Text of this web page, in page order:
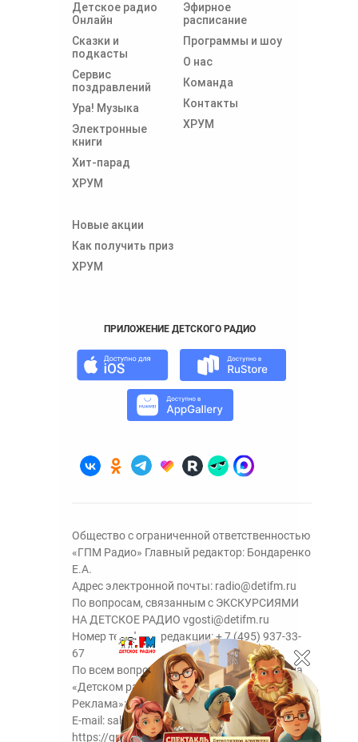
Детское радио
Онлайн
Сказки и
подкасты
Сервис
поздравлений
Ура! Музыка
Электронные
книги
Хит-парад
ХРУМ
Эфирное
расписание
Программы и шоу
О нас
Команда
Контакты
ХРУМ
Новые акции
Как получить приз
ХРУМ
ПРИЛОЖЕНИЕ ДЕТСКОГО РАДИО
Общество с ограниченной ответственностью
«ГПМ Радио» Главный редактор: Бондаренко
Е.А.
Адрес электронной почты: radio@detifm.ru
По вопросам, связанным с ЭКСКУРСИЯМИ
НА ДЕТСКОЕ РАДИО vgosti@detifm.ru
Номер телефона редакции:+ 7 (495) 937-33-
67
По всем вопросам размещения рекламы на
«Детском радио» - сейлз-хаус «ГПМ
Реклама»:+7 (495) 921-40-41
E-mail: sales@gazprom-media.ru
https://gpmsaleshouse.ru/